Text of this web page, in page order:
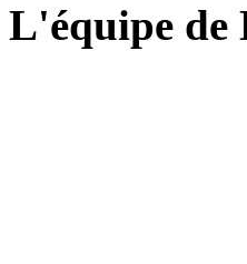
L'équipe de